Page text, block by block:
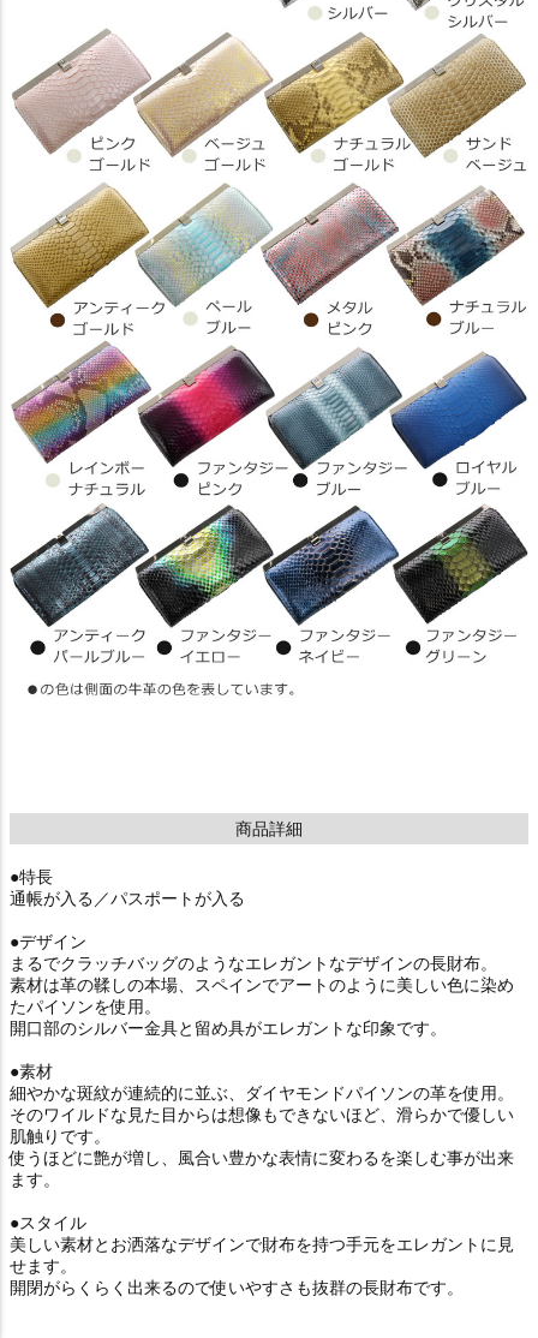
商品詳細
●特長
通帳が入る／パスポートが入る
●デザイン
まるでクラッチバッグのようなエレガントなデザインの長財布。
素材は革の鞣しの本場、スペインでアートのように美しい色に染め
たパイソンを使用。
開口部のシルバー金具と留め具がエレガントな印象です。
●素材
細やかな斑紋が連続的に並ぶ、ダイヤモンドパイソンの革を使用。
そのワイルドな見た目からは想像もできないほど、滑らかで優しい
肌触りです。
使うほどに艶が増し、風合い豊かな表情に変わるを楽しむ事が出来
ます。
●スタイル
美しい素材とお洒落なデザインで財布を持つ手元をエレガントに見
せます。
開閉がらくらく出来るので使いやすさも抜群の長財布です。